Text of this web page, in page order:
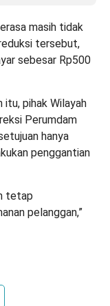
masih tidak
tersebut,
sebesar Rp500
itu, pihak Wilayah
Perumdam
hanya
penggantian
tetap
pelanggan,”